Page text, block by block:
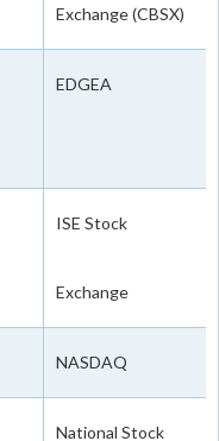
Exchange (CBSX)
EDGEA
ISE Stock
Exchange
NASDAQ
National Stock